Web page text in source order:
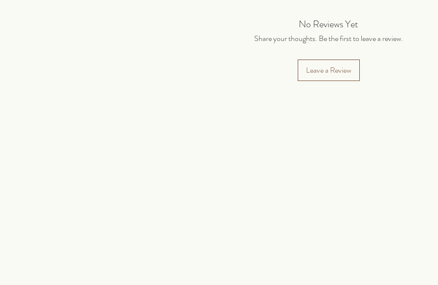
No Reviews Yet
Share your thoughts. Be the first to leave a review.
Leave a Review